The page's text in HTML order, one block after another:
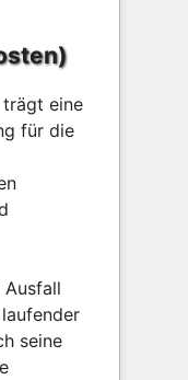
trägt eine
für die
Ausfall
seine